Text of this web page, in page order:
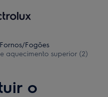
Fogões
aquecimento superior (2)
o